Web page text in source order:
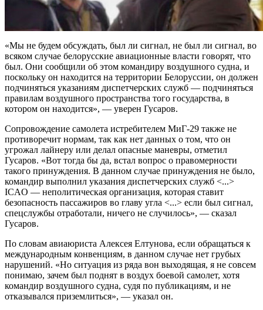
«Мы не будем обсуждать, был ли сигнал, не был ли сигнал, во
всяком случае белорусские авиационные власти говорят, что
был. Они сообщили об этом командиру воздушного судна, и
поскольку он находится на территории Белоруссии, он должен
подчиняться указаниям диспетчерских служб — подчиняться
правилам воздушного пространства того государства, в
котором он находится», — уверен Гусаров.
Сопровождение самолета истребителем МиГ-29 также не
противоречит нормам, так как нет данных о том, что он
угрожал лайнеру или делал опасные маневры, отметил
Гусаров. «Вот тогда бы да, встал вопрос о правомерности
такого принуждения. В данном случае принуждения не было,
командир выполнил указания диспетчерских служб <...>
ICAO — неполитическая организация, которая ставит
безопасность пассажиров во главу угла <...> если был сигнал,
спецслужбы отработали, ничего не случилось», — сказал
Гусаров.
По словам авиаюриста Алексея Елтунова, если обращаться к
международным конвенциям, в данном случае нет грубых
нарушений. «Но ситуация из ряда вон выходящая, я не совсем
понимаю, зачем был поднят в воздух боевой самолет, хотя
командир воздушного судна, судя по публикациям, и не
отказывался приземлиться», — указал он.